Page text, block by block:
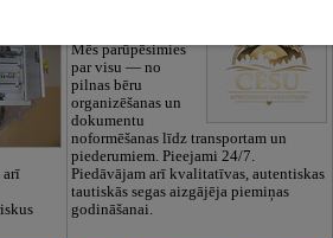
arī
Mēs parūpēsimies
par visu — no
pilnas bēru
organizēšanas un
dokumentu
noformēšanas līdz transportam un
piederumiem. Pieejami 24/7.
Piedāvājam arī kvalitatīvas, autentiskas
tautiskās segas aizgājēja piemiņas
godināšanai.